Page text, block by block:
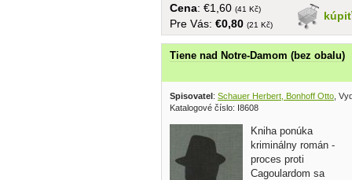
kúpiť
Cena: €1,60 (41 Kč)
Pre Vás: €0,80 (21 Kč)
Tiene nad Notre-Damom (bez obalu)
Spisovatel: Schauer Herbert, Bonhoff Otto ,
Katalogové číslo: I8608
Kniha ponúka
kriminálny román -
proces proti
Cagoulardom sa